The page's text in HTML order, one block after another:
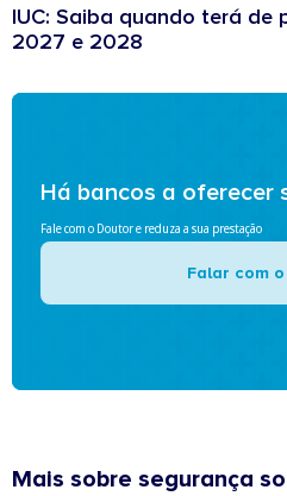
IUC: Saiba quando terá de
2027 e 2028
Há bancos a oferecer
Fale com o Doutor e reduza a sua prestação
Falar com
Mais sobre segurança